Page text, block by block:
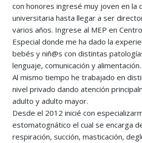
con honores ingresé muy joven en la
universitaria hasta llegar a ser
varios años. Ingrese al MEP en
Especial donde me ha dado la
bebés y niñ@s con distintas
lenguaje, comunicación y alimentación.
Al mismo tiempo he trabajado en
nivel privado dando atención
adulto y adulto mayor.
Desde el 2012 inicié con
estomatognático el cual se encarga
respiración, succión, masticación,